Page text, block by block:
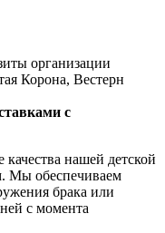
организации
Корона, Вестерн
с
нашей детской
Мы обеспечиваем
брака или
с момента